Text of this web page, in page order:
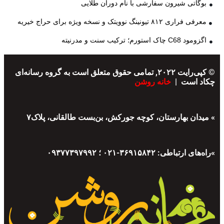
بوگاتی شیرون سفارشی با نام دوران طلایی
معرفی فراری ۸۱۲ تیونینگ نوویتک و نسخه ویژه برای حراج خیریه
اگزومود C68 چاک استورم؛ ترکیب سنت و مدرنیته
© کپی‌رایت ۲۰۲۲, تمامی حقوق متعلق است به گروه رسانه‌ای
چکاد است | خانه روشن
» میدان بهارستان، کوچه جورکش، بن‌بست طالقانی، پلاک۷
»راه‌های ارتباطی: ۳۶۹۱۵۸۴۲-۰۲۱ ؛ ۰۹۳۷۷۳۹۷۹۹۲